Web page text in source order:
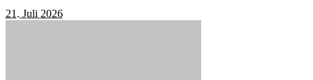
21. Juli 2026